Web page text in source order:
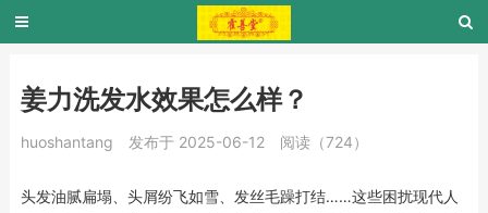
姜力洗发水效果怎么样？
huoshantang 发布于 2025-06-12 阅读（724）
头发油腻扁塌、头屑纷飞如雪、发丝毛躁打结……这些困扰现代人